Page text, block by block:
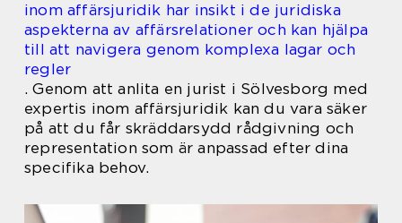
inom affärsjuridik har insikt i de juridiska
aspekterna av affärsrelationer och kan hjälpa
till att navigera genom komplexa lagar och
regler
. Genom att anlita en jurist i Sölvesborg med
expertis inom affärsjuridik kan du vara säker
på att du får skräddarsydd rådgivning och
representation som är anpassad efter dina
specifika behov.